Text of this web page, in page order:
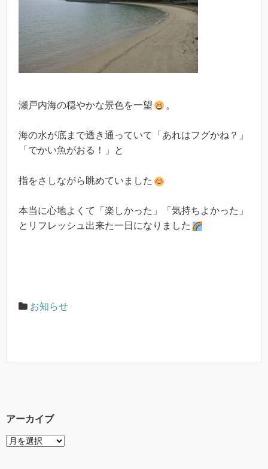
瀬戸内海の穏やかな景色を一望 。
海の水が底まで透き通っていて「あれはフグかね？」
「でかい魚がおる！」と
指をさしながら眺めていました
本当に心地よくて「楽しかった」「気持ちよかった」
とリフレッシュ出来た一日になりました
お知らせ
アーカイブ
ア